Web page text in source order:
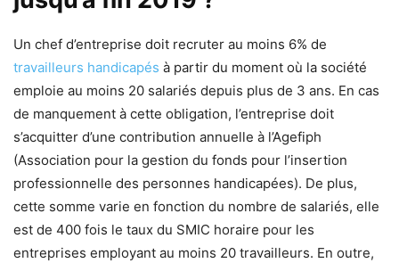
Un chef d’entreprise doit recruter au moins 6% de
travailleurs handicapés à partir du moment où la société
emploie au moins 20 salariés depuis plus de 3 ans. En cas
de manquement à cette obligation, l’entreprise doit
s’acquitter d’une contribution annuelle à l’Agefiph
(Association pour la gestion du fonds pour l’insertion
professionnelle des personnes handicapées). De plus,
cette somme varie en fonction du nombre de salariés, elle
est de 400 fois le taux du SMIC horaire pour les
entreprises employant au moins 20 travailleurs. En outre,